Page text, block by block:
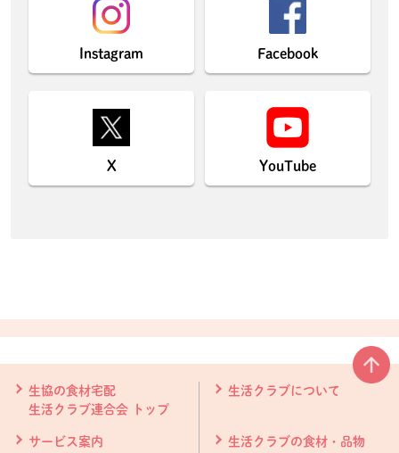
Instagram Facebook
X YouTube
生協の食材宅配
生活クラブ連合会 トップ
生活クラブについて
サービス案内 生活クラブの食材・品物